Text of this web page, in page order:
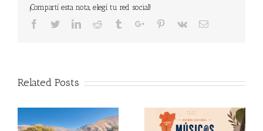
¡Compartí esta nota, elegí tu red social!
Facebook
TwitterLinkedinReddit TumblrGoogle+Pinterest
Vk Email
Related Posts